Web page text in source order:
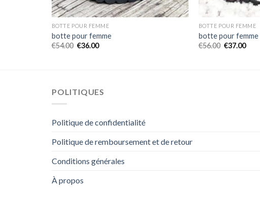
BOTTE POUR FEMME
botte pour femme
€54.00 €36.00
BOTTE POUR FEMME
botte pour femme
€56.00 €37.00
POLITIQUES
Politique de confidentialité
Politique de remboursement et de retour
Conditions générales
À propos